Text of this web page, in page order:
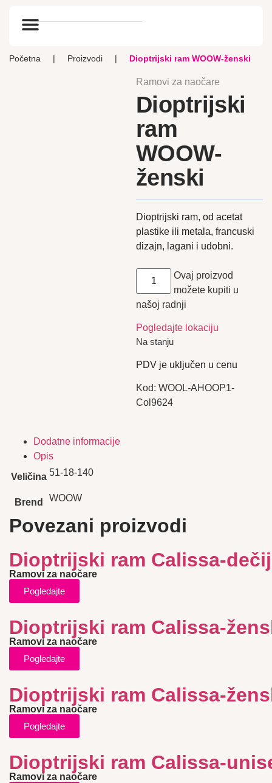
Početna | Proizvodi | Dioptrijski ram WOOW-ženski
Ramovi za naočare
Dioptrijski
ram
WOOW-
ženski
Dioptrijski ram, od acetat
plastike ili metala, francuski
dizajn, lagani i udobni.
Ovaj proizvod
možete kupiti u
našoj radnji
Pogledajte lokaciju
Na stanju
PDV je uključen u cenu
Kod: WOOL-AHOOP1-
Col9624
Dodatne informacije
Opis
Veličina 51-18-140
Brend WOOW
Povezani proizvodi
Dioptrijski ram Calissa-
Ramovi za naočare
Pogledajte
Dioptrijski ram Calissa-
Ramovi za naočare
Pogledajte
Dioptrijski ram Calissa-
Ramovi za naočare
Pogledajte
Dioptrijski ram Calissa-
Ramovi za naočare